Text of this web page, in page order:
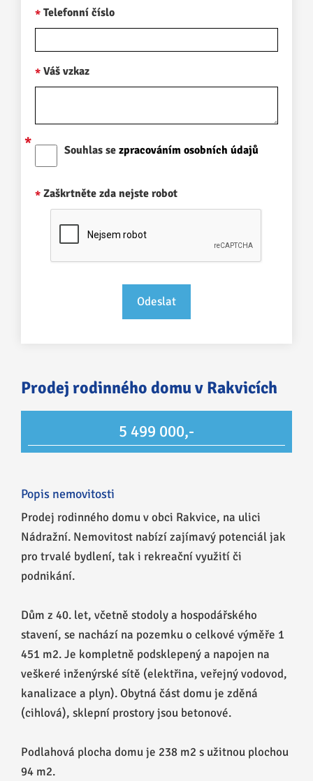
Telefonní číslo
Váš vzkaz
Souhlas se zpracováním osobních údajů
Zaškrtněte zda nejste robot
Prodej rodinného domu v Rakvicích
5 499 000,-
Popis nemovitosti
Prodej rodinného domu v obci Rakvice, na ulici
Nádražní. Nemovitost nabízí zajímavý potenciál jak
pro trvalé bydlení, tak i rekreační využití či
podnikání.
Dům z 40. let, včetně stodoly a hospodářského
stavení, se nachází na pozemku o celkové výměře 1
451 m2. Je kompletně podsklepený a napojen na
veškeré inženýrské sítě (elektřina, veřejný vodovod,
kanalizace a plyn). Obytná část domu je zděná
(cihlová), sklepní prostory jsou betonové.
Podlahová plocha domu je 238 m2 s užitnou plochou
94 m2.